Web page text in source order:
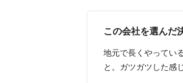
この会社を選んだ
地元で長くやってい
と。ガツガツした感